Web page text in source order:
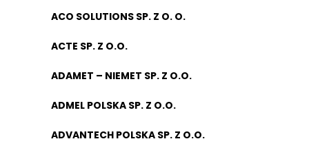
ACO SOLUTIONS SP. Z O. O.
ACTE SP. Z O.O.
ADAMET – NIEMET SP. Z O.O.
ADMEL POLSKA SP. Z O.O.
ADVANTECH POLSKA SP. Z O.O.